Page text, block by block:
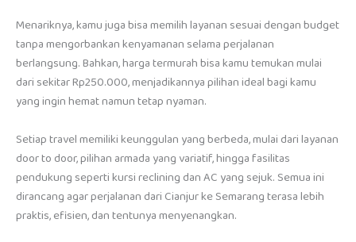
Menariknya, kamu juga bisa memilih layanan sesuai dengan budget
tanpa mengorbankan kenyamanan selama perjalanan
berlangsung. Bahkan, harga termurah bisa kamu temukan mulai
dari sekitar Rp250.000, menjadikannya pilihan ideal bagi kamu
yang ingin hemat namun tetap nyaman.
Setiap travel memiliki keunggulan yang berbeda, mulai dari layanan
door to door, pilihan armada yang variatif, hingga fasilitas
pendukung seperti kursi reclining dan AC yang sejuk. Semua ini
dirancang agar perjalanan dari Cianjur ke Semarang terasa lebih
praktis, efisien, dan tentunya menyenangkan.